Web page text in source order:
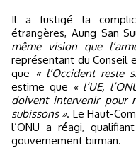
Il a fustigé la
étrangères, Aung San
même vision que
représentant du Conseil
que « l’Occident reste
estime que « l’UE,
doivent intervenir pour
subissons ». Le Haut-
l’ONU a réagi, qualifiant
gouvernement birman.